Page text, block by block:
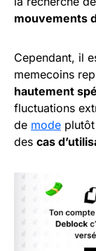
mouvements
Cependant, il
memecoins
hautement
fluctuations
de mode plutôt
des cas